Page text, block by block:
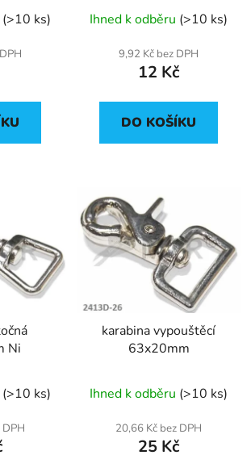
(>10 ks) Ihned k odběru (>10 ks)
9,92 Kč bez DPH
12 Kč
DO KOŠÍKU
Ni
(>10 ks)
karabina vypouštěcí
63x20mm
Ihned k odběru (>10 ks)
20,66 Kč bez DPH
25 Kč